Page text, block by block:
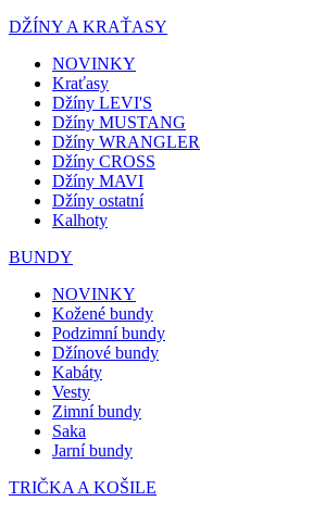
DŽÍNY A KRAŤASY
NOVINKY
Kraťasy
Džíny LEVI'S
Džíny MUSTANG
Džíny WRANGLER
Džíny CROSS
Džíny MAVI
Džíny ostatní
Kalhoty
BUNDY
NOVINKY
Kožené bundy
Podzimní bundy
Džínové bundy
Kabáty
Vesty
Zimní bundy
Saka
Jarní bundy
TRIČKA A KOŠILE